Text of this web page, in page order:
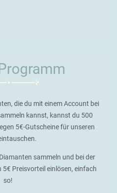
die du mit einem Account bei
kannst, kannst du 500
5€-Gutscheine für unseren
sammeln und bei der
Preisvorteil einlösen, einfach
so!